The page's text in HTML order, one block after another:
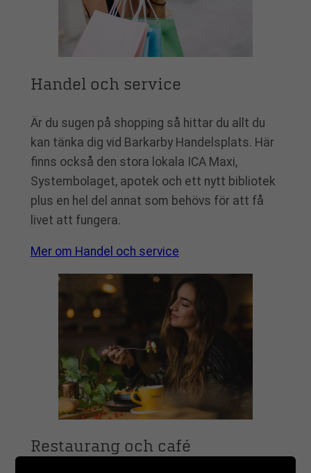
Handel och service
Är du sugen på shopping så hittar du allt du
kan tänka dig vid Barkarby Handelsplats. Här
finns också den stora lokala ICA Maxi,
Systembolaget, apotek och ett nytt bibliotek
plus en hel del annat som behövs för att få
livet att fungera.
Mer om Handel och service
Restaurang och café